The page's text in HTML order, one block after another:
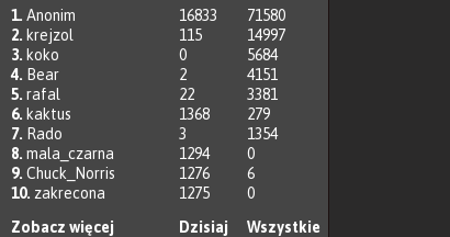
1. Anonim 16833
71580
2. krejzol 115
14997
3. koko 0
5684
4. Bear 2
4151
5. rafal 22
3381
6. kaktus 1368
279
7. Rado 3
1354
8. mala_czarna 1294
0
9. Chuck_Norris 1276
6
10. zakrecona 1275
0
Zobacz więcej
Dzisiaj Wszystkie